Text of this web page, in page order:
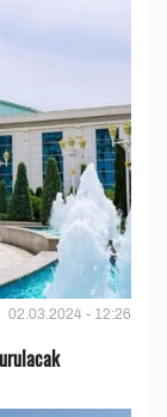
02.03.2024 - 12:26